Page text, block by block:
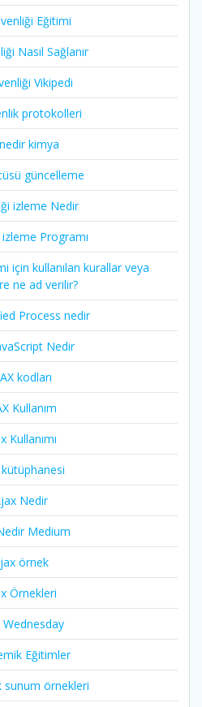
Eğitimi
Nasıl Sağlanır
Vikipedi
protokolleri
kimya
güncelleme
izleme Nedir
Programı
için kullanılan kurallar veya
ne ad verilir?
Process nedir
Nedir
kodları
Kullanım
Kullanımı
Nedir
Medium
örnek
Örnekleri
Eğitimler
sunum örnekleri